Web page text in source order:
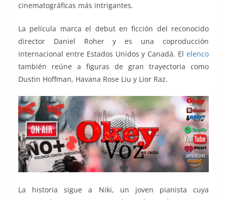
cinematográficas más intrigantes.
La película marca el debut en ficción del reconocido
director Daniel Roher y es una coproducción
internacional entre Estados Unidos y Canadá. El elenco
también reúne a figuras de gran trayectoria como
Dustin Hoffman, Havana Rose Liu y Lior Raz.
La historia sigue a Niki, un joven pianista cuya